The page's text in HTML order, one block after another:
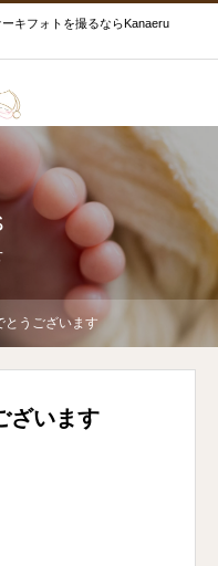
キフォトを撮るならKanaeru
とうございます
ざいます